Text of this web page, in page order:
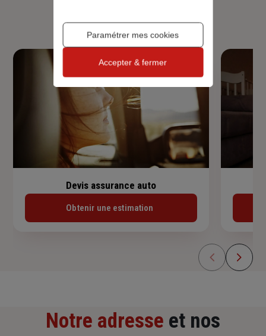
Devis assurance auto
Obtenir une estimation
Notre adresse et nos
Paramétrer mes cookies
Accepter & fermer